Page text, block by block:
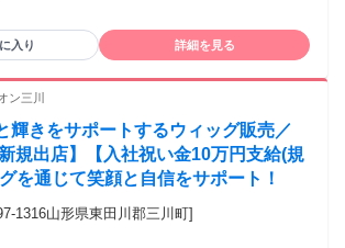
売り込むよりも お客様に寄り添った
自分のキャリアを広げたい □人と話すことが
来的にいろんな仕事に挑戦したい □ 仕事とプラ
と一緒に頑張りたい
入り 詳細を見る
ン三川
輝きをサポートするウィッグ販売／
規出店】【入社祝い金10万円支給(規
を通じて笑顔と自信をサポート！
1316山形県東田川郡三川町]